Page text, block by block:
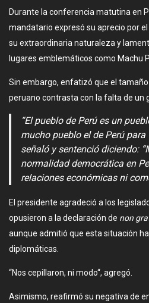
Durante la conferencia matutina en
mandatario expresó su aprecio por
su extraordinaria naturaleza y
lugares emblemáticos como Machu
Sin embargo, enfatizó que el
peruano contrasta con la falta de un
“El pueblo de Perú es un
mucho pueblo el de Perú para
señaló y sentenció diciendo:
normalidad democrática en
relaciones económicas ni
El presidente agradeció a los
opusieron a la declaración de non
aunque admitió que esta situación
diplomáticas.
“Nos cepillaron, ni modo“, agregó.
Asimismo, reafirmó su negativa de